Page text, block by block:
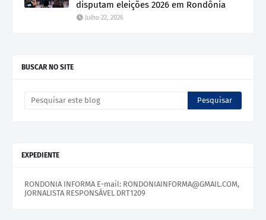
disputam eleições 2026 em Rondônia
Julho 22, 2026
BUSCAR NO SITE
EXPEDIENTE
RONDONIA INFORMA E-mail: RONDONIAINFORMA@GMAIL.COM,
JORNALISTA RESPONSÁVEL DRT1209